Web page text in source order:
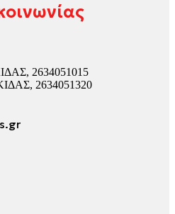
2634051015
2634051320